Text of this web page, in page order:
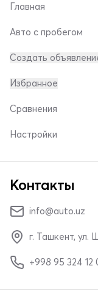
Главная
Авто с пробегом
Создать
Избранное
Сравнения
Настройки
Контакты
info@auto.uz
г. Ташкент, ул.
+998 95 324 12